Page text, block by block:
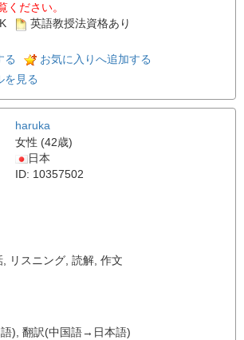
ください。
英語教授法資格あり
る
お気に入りへ追加する
を見る
haruka
女性 (42歳)
日本
ID: 10357502
, リスニング, 読解, 作文
), 翻訳(中国語→日本語)